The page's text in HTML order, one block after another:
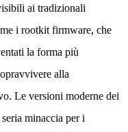
ai tradizionali
i rootkit firmware, che
la forma più
alla
Le versioni moderne dei
minaccia per i